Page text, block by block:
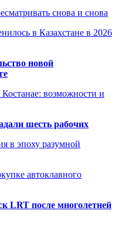
снова и снова
в Казахстане в 2026
новой
возможности и
шесть рабочих
в эпоху разумной
автоклавного
LRT после многолетней